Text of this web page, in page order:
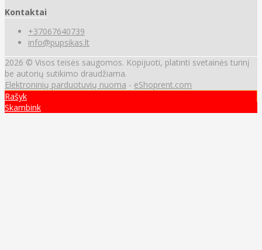
Kontaktai
+37067640739
info@pupsikas.lt
2026 © Visos teisės saugomos. Kopijuoti, platinti svetainės turinį
be autorių sutikimo draudžiama.
Elektroninių parduotuvių nuoma - eShoprent.com
Rašyk
Skambink